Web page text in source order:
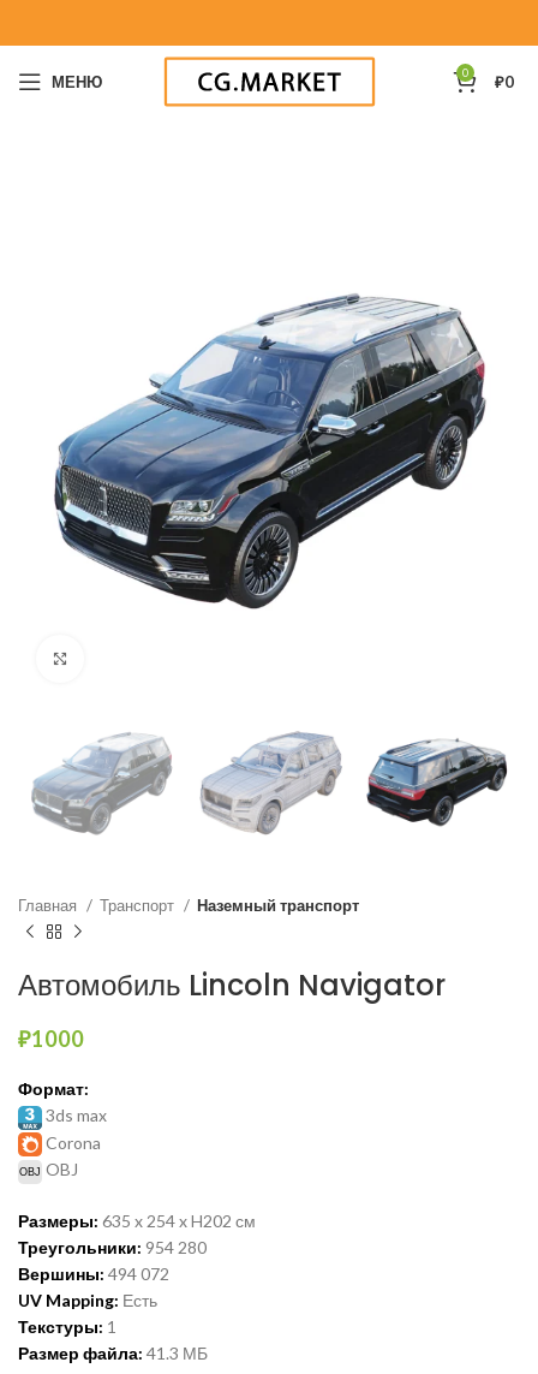
МЕНЮ 0 ₽0
Главная Транспорт Наземный транспорт
Автомобиль Lincoln Navigator
₽1000
Формат:
3ds max
Corona
OBJ
Размеры: 635 x 254 x H202 см
Треугольники: 954 280
Вершины: 494 072
UV Mapping: Есть
Текстуры: 1
Размер файла: 41.3 МБ